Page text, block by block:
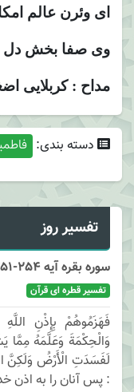
ای وئرن عالم
وی صفا بخش دل
مداح : کربلایی
دسته بندی:
تفسیر روز
سوره بقره آیه 254-251
تفسیر قطره ای قرآن
فَهَزَمُوهُمْ بِإِذْنِ
وَالْحِكْمَةَ وَعَلَّمَهُ مِمَّا
: پس آنان را به اذن